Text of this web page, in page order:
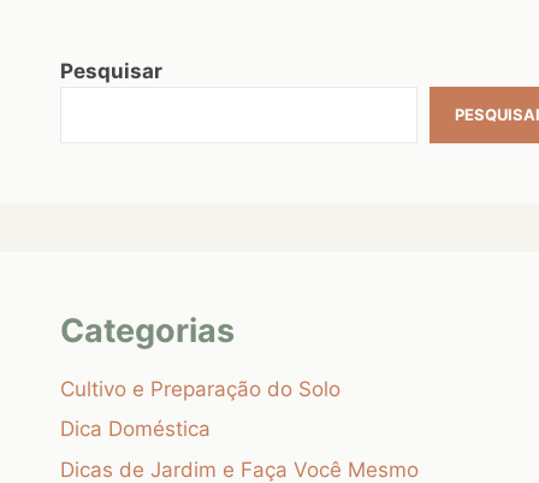
Pesquisar
Categorias
Cultivo e Preparação do Solo
Dica Doméstica
Dicas de Jardim e Faça Você Mesmo